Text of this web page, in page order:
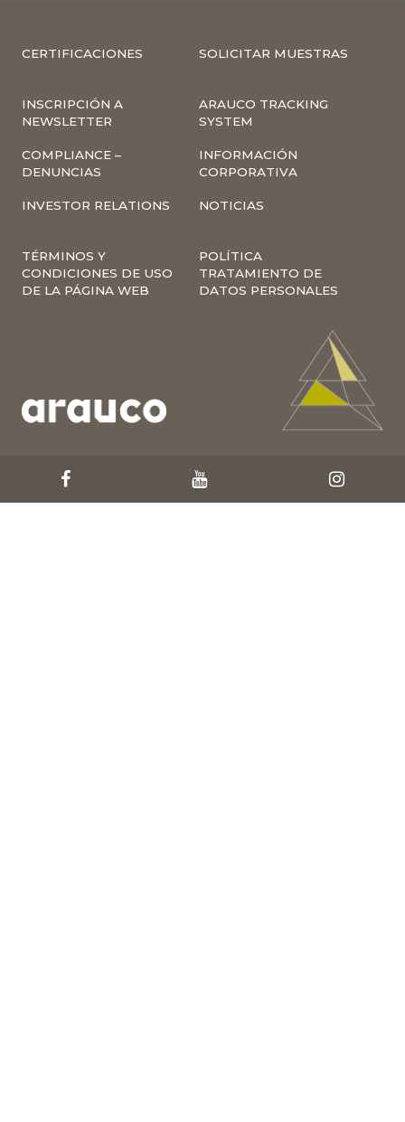
CERTIFICACIONES SOLICITAR MUESTRAS
INSCRIPCIÓN A
NEWSLETTER
ARAUCO TRACKING
SYSTEM
COMPLIANCE –
DENUNCIAS
INFORMACIÓN
CORPORATIVA
INVESTOR RELATIONS NOTICIAS
TÉRMINOS Y
CONDICIONES DE USO
DE LA PÁGINA WEB
POLÍTICA
TRATAMIENTO DE
DATOS PERSONALES